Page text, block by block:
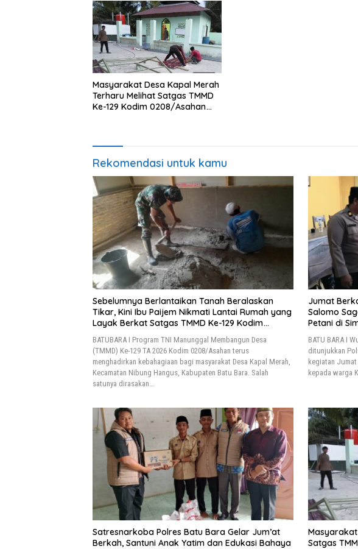
0208/Asahan
Masyarakat Desa Kapal Merah
Terharu Melihat Satgas TMMD
Ke-129 Kodim 0208/Asahan
Rekomendasi untuk kamu
Sebelumnya Berlantaikan Tanah Beralaskan
Tikar, Kini Ibu Paijem Nikmati Lantai Rumah yang
Layak Berkat Satgas TMMD Ke-129 Kodim
BATUBARA I Program TNI Manunggal Membangun Desa
(TMMD) Ke-129 TA 2026 Kodim 0208/Asahan terus
menghadirkan kebahagiaan bagi masyarakat Desa Kapal Merah,
Kecamatan Nibung Hangus, Kabupaten Batu Bara. Salah
satunya dirasakan…
Jumat
Salomo
Petani di
BATU BARA I
ditunjukkan
kegiatan Jumat
kepada warga
Satresnarkoba Polres Batu Bara Gelar Jum’at
Berkah, Santuni Anak Yatim dan Edukasi Bahaya
Masyarakat
Satgas